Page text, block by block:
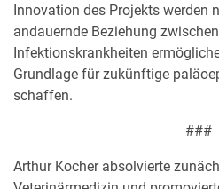
Innovation des Projekts werden
andauernde Beziehung
Infektionskrankheiten
Grundlage für zukünftige
schaffen.
###
Arthur Kocher absolvierte